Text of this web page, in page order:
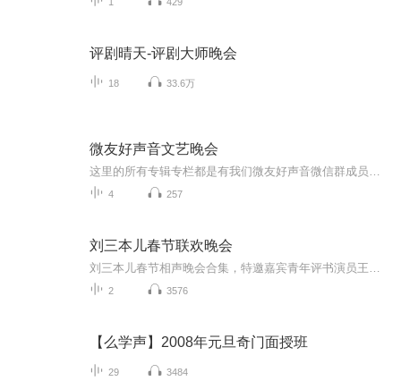
评剧晴天-评剧大师晚会
18 33.6万
微友好声音文艺晚会
4 257
刘三本儿春节联欢晚会
2 3576
【么学声】2008年元旦奇门面授班
29 3484